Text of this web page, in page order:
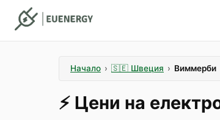
Начало › 🇸🇪 Швеция › Виммерби
⚡️ Цени на